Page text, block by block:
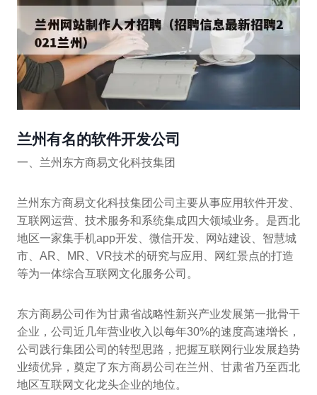
兰州有名的软件开发公司
一、兰州东方商易文化科技集团
兰州东方商易文化科技集团公司主要从事应用软件开发、
互联网运营、技术服务和系统集成四大领域业务。是西北
地区一家集手机app开发、微信开发、网站建设、智慧城
市、AR、MR、VR技术的研究与应用、网红景点的打造
等为一体综合互联网文化服务公司。
东方商易公司作为甘肃省战略性新兴产业发展第一批骨干
企业，公司近几年营业收入以每年30%的速度高速增长，
公司践行集团公司的转型思路，把握互联网行业发展趋势
业绩优异，奠定了东方商易公司在兰州、甘肃省乃至西北
地区互联网文化龙头企业的地位。